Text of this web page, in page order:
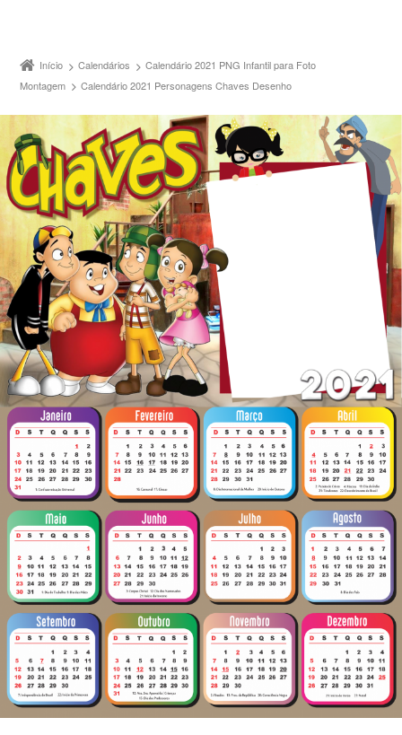
Início Calendários
Calendário 2021 PNG Infantil para Foto
Montagem
Calendário 2021 Personagens Chaves Desenho